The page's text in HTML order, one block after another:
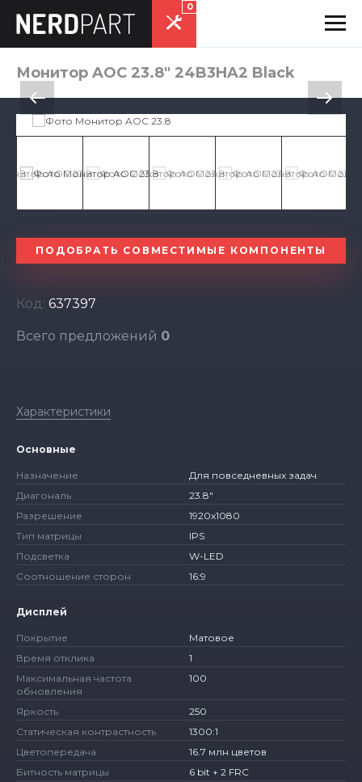
0
Монитор AOC 23.8" 24B3HA2 Black
Код: 637397
Всего предложений 0
ПОДОБРАТЬ СОВМЕСТИМЫЕ КОМПОНЕНТЫ
Характеристики
Основные
Назначение
Для повседневных задач
Диагональ
23.8″
Разрешение
1920x1080
Тип матрицы
IPS
Подсветка
W-LED
Соотношение сторон
16:9
Дисплей
Покрытие
Матовое
Время отклика
1
Максимальная частота
обновления
100
Яркость
250
Статическая контрастность
1300:1
Цветопередача
16.7 млн цветов
Битность матрицы
6 bit + 2 FRC